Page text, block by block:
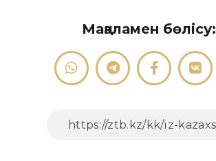
Мақаламен бөлісу: